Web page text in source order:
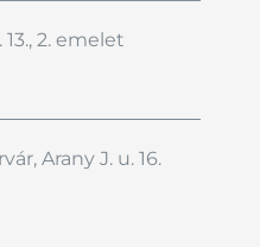
2. emelet
Arany J. u. 16.